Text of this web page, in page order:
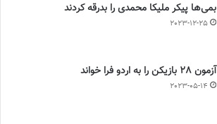
بمی‌ها پیکر ملیکا محمدی را بدرقه کردند
2023-12-25
آزمون 28 بازیکن را به اردو فرا خواند
2023-05-14